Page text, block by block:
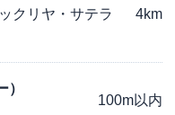
クリヤ・サテラ
4km
100m以内